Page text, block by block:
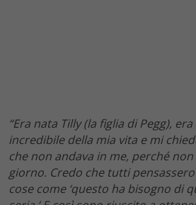
“Era nata Tilly (la figlia di Pegg),
incredibile della mia vita e mi
che non andava in me, perché
giorno. Credo che tutti
cose come ‘questo ha bisogno di